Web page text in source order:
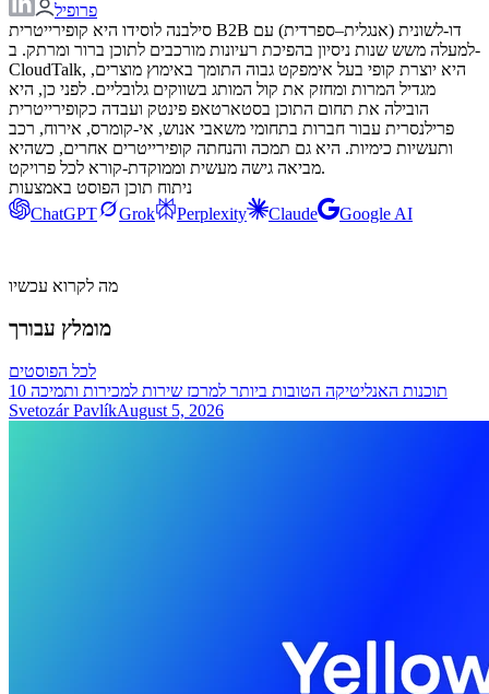
פרופיל
סילבנה לוסידו היא קופירייטרית B2B דו-לשונית (אנגלית–ספרדית) עם
למעלה משש שנות ניסיון בהפיכת רעיונות מורכבים לתוכן ברור ומרתק. ב-
CloudTalk, היא יוצרת קופי בעל אימפקט גבוה התומך באימוץ מוצרים,
מגדיל המרות ומחזק את קול המותג בשווקים גלובליים. לפני כן, היא
הובילה את תחום התוכן בסטארטאפ פינטק ועבדה כקופירייטרית
פרילנסרית עבור חברות בתחומי משאבי אנוש, אי-קומרס, אירוח, רכב
ותעשיות כימיות. היא גם תמכה והנחתה קופירייטרים אחרים, כשהיא
מביאה גישה מעשית וממוקדת-קורא לכל פרויקט.
ניתוח תוכן הפוסט באמצעות
ChatGPT
Grok Perplexity Claude Google AI
מה לקרוא עכשיו
מומלץ עבורך
לכל הפוסטים
10 תוכנות האנליטיקה הטובות ביותר למרכז שירות למכירות ותמיכה
Svetozár PavlíkAugust 5, 2026